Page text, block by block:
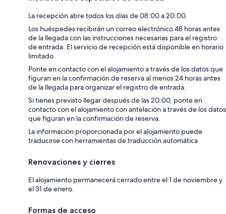
La recepción abre todos los días de 08:00 a 20:00.
Los huéspedes recibirán un correo electrónico 48 horas antes
de la llegada con las instrucciones necesarias para el registro
de entrada. El servicio de recepción está disponible en horario
limitado.
Ponte en contacto con el alojamiento a través de los datos que
figuran en la confirmación de reserva al menos 24 horas antes
de la llegada para organizar el registro de entrada.
Si tienes previsto llegar después de las 20:00, ponte en
contacto con el alojamiento con antelación a través de los datos
que figuran en la confirmación de reserva.
La información proporcionada por el alojamiento puede
traducirse con herramientas de traducción automática
Renovaciones y cierres
El alojamiento permanecerá cerrado entre el 1 de noviembre y
el 31 de enero.
Formas de acceso